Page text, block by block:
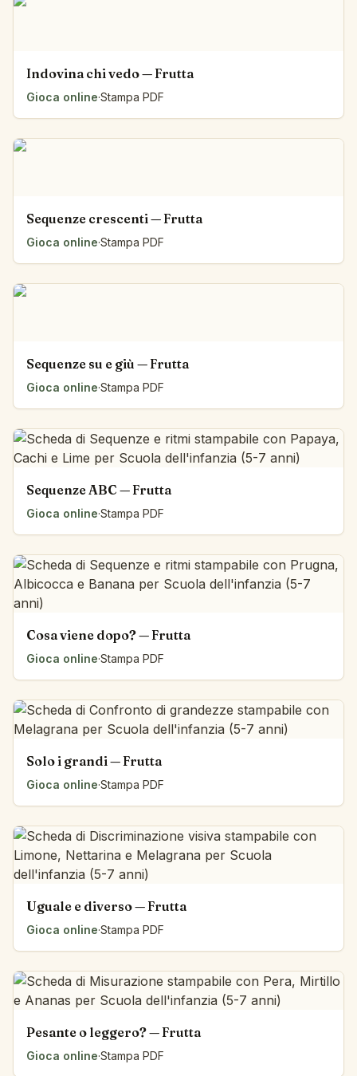
Indovina chi vedo — Frutta
Gioca online·Stampa PDF
Sequenze crescenti — Frutta
Gioca online·Stampa PDF
Sequenze su e giù — Frutta
Gioca online·Stampa PDF
Sequenze ABC — Frutta
Gioca online·Stampa PDF
Cosa viene dopo? — Frutta
Gioca online·Stampa PDF
Solo i grandi — Frutta
Gioca online·Stampa PDF
Uguale e diverso — Frutta
Gioca online·Stampa PDF
Pesante o leggero? — Frutta
Gioca online·Stampa PDF